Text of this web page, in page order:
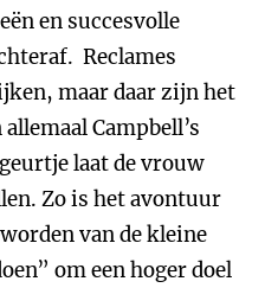
en succesvolle
Reclames
maar daar zijn het
Campbell’s
laat de vrouw
Zo is het avontuur
van de kleine
om een hoger doel